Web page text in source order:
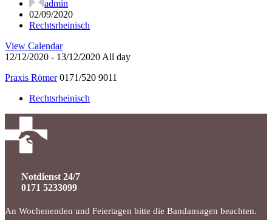
admin
02/09/2020
Rechtsrheinisch
View Calendar
12/12/2020 - 13/12/2020 All day
Praxis Römer0171/520 9011
Rechtsrheinisch
Notdienst 24/7
0171 5233099
An Wochenenden und Feiertagen bitte die Bandansagen beachten.